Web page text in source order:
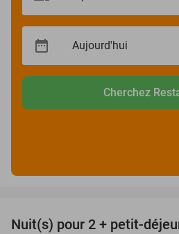
Cherchez
Nuit(s) pour 2 + petit-